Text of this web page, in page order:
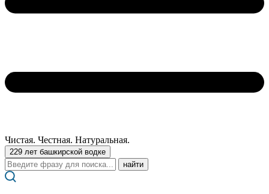
Чистая. Честная. Натуральная.
229 лет башкирской водке
Поиск: